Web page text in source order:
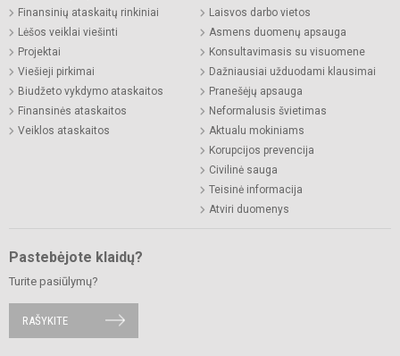
Finansinių ataskaitų rinkiniai
Lėšos veiklai viešinti
Projektai
Viešieji pirkimai
Biudžeto vykdymo ataskaitos
Finansinės ataskaitos
Veiklos ataskaitos
Laisvos darbo vietos
Asmens duomenų apsauga
Konsultavimasis su visuomene
Dažniausiai užduodami klausimai
Pranešėjų apsauga
Neformalusis švietimas
Aktualu mokiniams
Korupcijos prevencija
Civilinė sauga
Teisinė informacija
Atviri duomenys
Pastebėjote klaidų?
Turite pasiūlymų?
RAŠYKITE